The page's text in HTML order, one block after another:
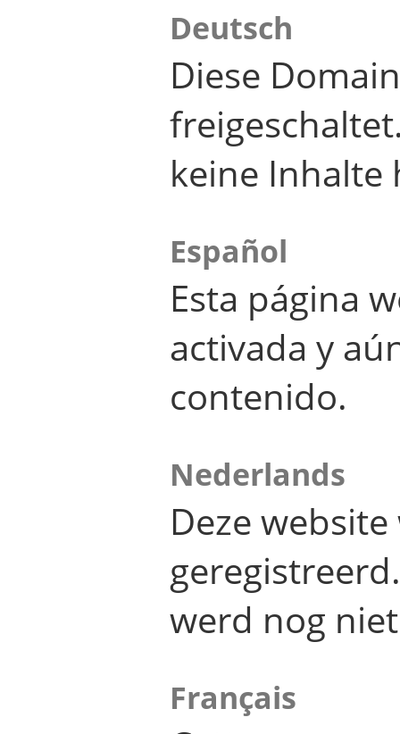
Deutsch
Diese
keine Inhalte
Español
Esta página
activada y
contenido.
Nederlands
Deze
werd nog
Français